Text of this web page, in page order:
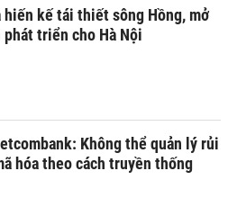
hiến kế tái thiết sông Hồng, mở
phát triển cho Hà Nội
Không thể quản lý rủi
hóa theo cách truyền thống